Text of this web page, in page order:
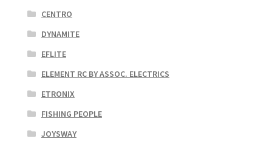
CENTRO
DYNAMITE
EFLITE
ELEMENT RC BY ASSOC. ELECTRICS
ETRONIX
FISHING PEOPLE
JOYSWAY